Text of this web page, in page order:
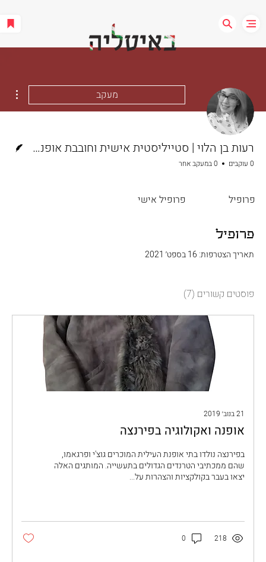
פרופיל
תאריך הצטרפות: 16 בספט׳ 2021
פוסטים קשורים (7)
21 בנוב׳ 2019
אופנה ואקולוגיה בפירנצה
בפירנצה נולדו בתי אופנת העילית המוכרים גוצ'י ופרגאמו,
שהם ממכתיבי הטרנדים הגדולים בתעשייה. המותגים האלה
יצאו בעבר בקולקציות והצהרות על...
218
0
מעקב
רעות בן הלוי | סטייליסטית אישית וחובבת אופנת וינטג'
0 עוקבים 0 במעקב אחר
פרופיל אישי פרופיל